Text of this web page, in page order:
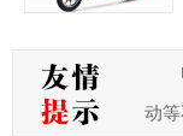
动